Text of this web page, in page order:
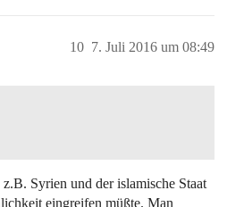
7. Juli 2016 um 08:49
10
Syrien und der islamische Staat
eingreifen müßte. Man